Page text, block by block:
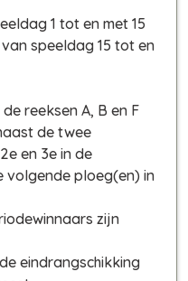
1 tot en met 15
speeldag 15 tot en
de reeksen A, B en F
de twee
en 3e in de
volgende ploeg(en) in
zijn
eindrangschikking